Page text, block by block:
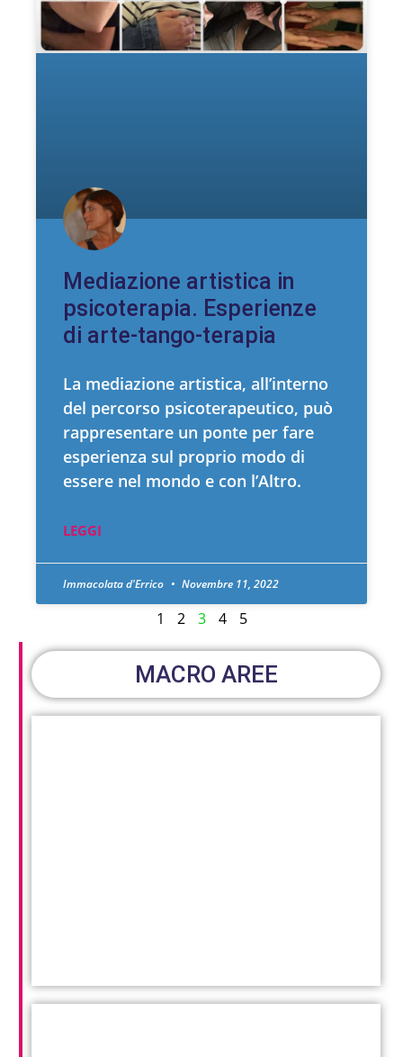
Mediazione artistica in
psicoterapia. Esperienze
di arte-tango-terapia
La mediazione artistica, all’interno
del percorso psicoterapeutico, può
rappresentare un ponte per fare
esperienza sul proprio modo di
essere nel mondo e con l’Altro.
LEGGI
Immacolata d'Errico Novembre 11, 2022
1 2 3 4 5
MACRO AREE